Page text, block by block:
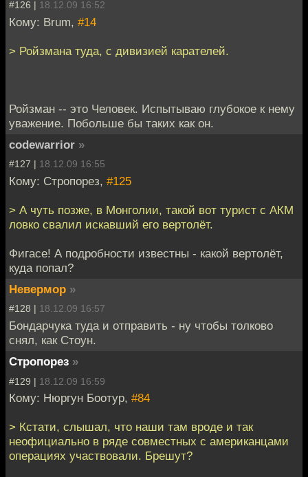
#126 | 18.12.09 16:52
Кому: Brum, #14
> Ройзмана туда, с дивизией карателей.
Ройзман -- это Человек. Испытываю глубокое к нему
уважение. Побольше бы таких как он.
codewarrior »
#127 | 18.12.09 16:55
Кому: Стропорез, #125
> А чуть позже, в Монголии, такой вот турист с АКМ
ловко свалил искавший его вертолёт.
Фигасе! А подробности известны - какой вертолёт,
куда попал?
Невермор »
#128 | 18.12.09 16:57
Бондарчука туда и отправить - ну чтобы толково
снял, как Стоун.
Стропорез »
#129 | 18.12.09 16:59
Кому: Нюргун Боотур, #84
> Кстати, слышал, что наши там вроде и так
неофициально в ряде совместных c американцами
операциях участвовали. Брешут?